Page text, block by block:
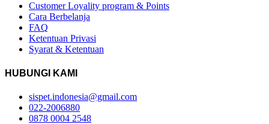
Customer Loyality program & Points
Cara Berbelanja
FAQ
Ketentuan Privasi
Syarat & Ketentuan
HUBUNGI KAMI
sispet.indonesia@gmail.com
022-2006880
0878 0004 2548